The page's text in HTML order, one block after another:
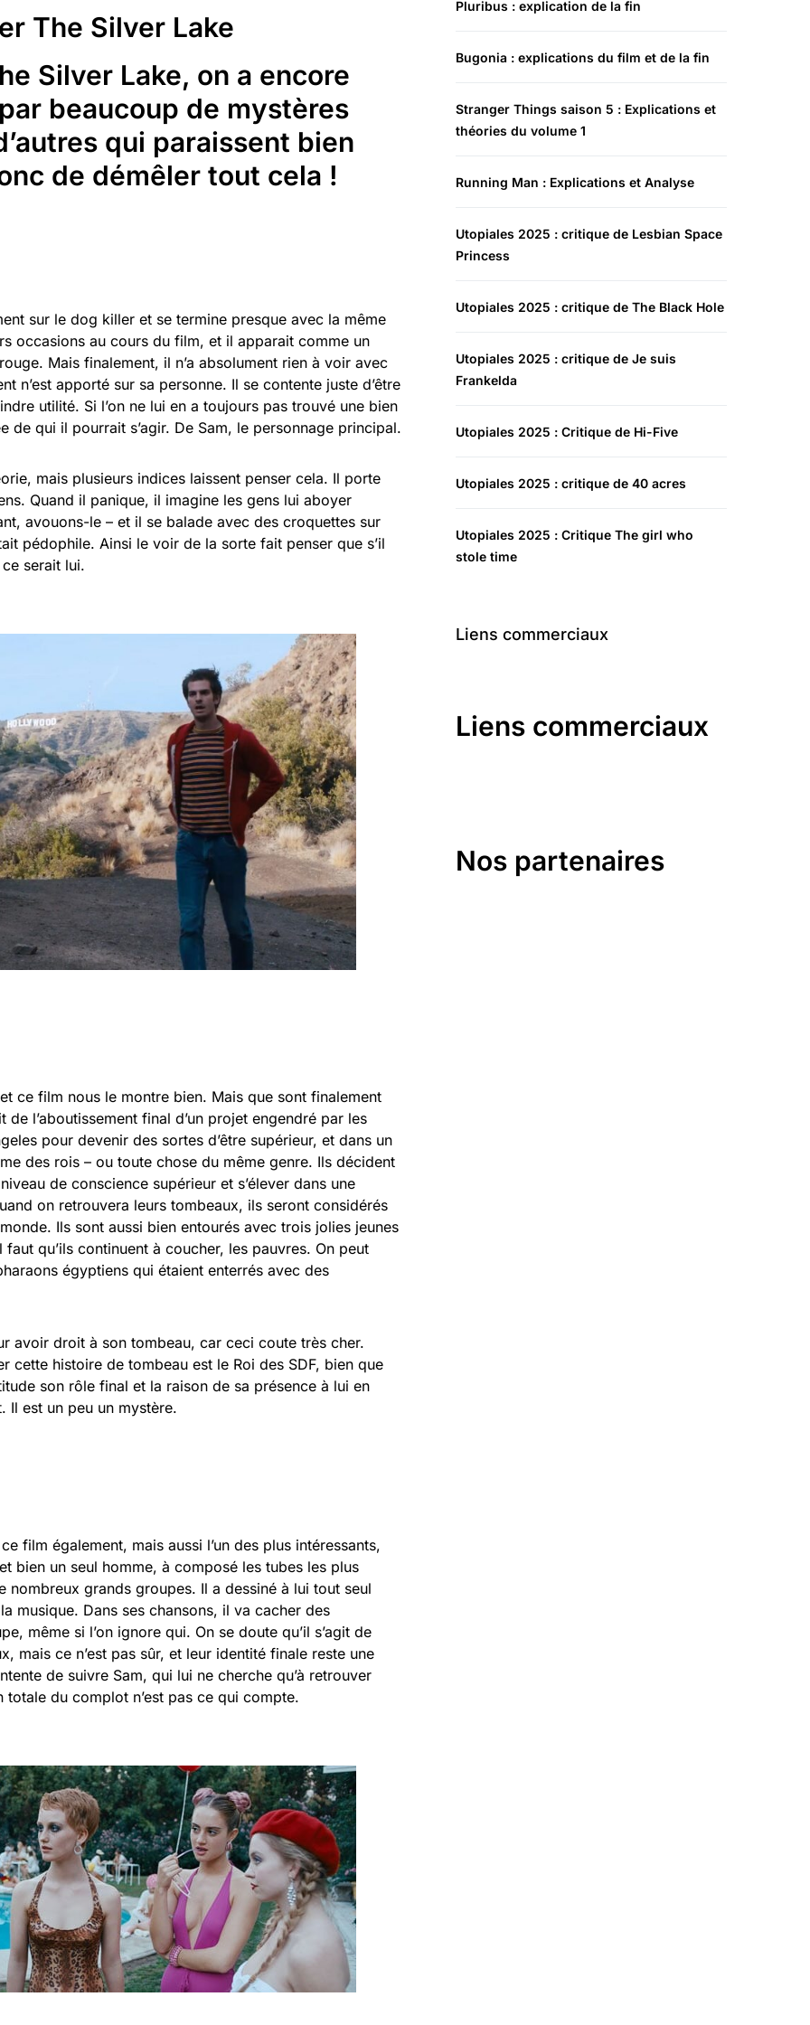
The Silver Lake
Silver Lake, on a encore
beaucoup de mystères
qui paraissent bien
de démêler tout cela !
sur le dog killer et se termine presque avec la même
occasions au cours du film, et il apparait comme un
Mais finalement, il n’a absolument rien à voir avec
n’est apporté sur sa personne. Il se contente juste d’être
utilité. Si l’on ne lui en a toujours pas trouvé une bien
de qui il pourrait s’agir. De Sam, le personnage principal.
mais plusieurs indices laissent penser cela. Il porte
Quand il panique, il imagine les gens lui aboyer
avouons-le – et il se balade avec des croquettes sur
pédophile. Ainsi le voir de la sorte fait penser que s’il
ce serait lui.
ce film nous le montre bien. Mais que sont finalement
de l’aboutissement final d’un projet engendré par les
pour devenir des sortes d’être supérieur, et dans un
des rois – ou toute chose du même genre. Ils décident
de conscience supérieur et s’élever dans une
on retrouvera leurs tombeaux, ils seront considérés
Ils sont aussi bien entourés avec trois jolies jeunes
qu’ils continuent à coucher, les pauvres. On peut
égyptiens qui étaient enterrés avec des
avoir droit à son tombeau, car ceci coute très cher.
cette histoire de tombeau est le Roi des SDF, bien que
son rôle final et la raison de sa présence à lui en
Il est un peu un mystère.
film également, mais aussi l’un des plus intéressants,
bien un seul homme, à composé les tubes les plus
nombreux grands groupes. Il a dessiné à lui tout seul
musique. Dans ses chansons, il va cacher des
même si l’on ignore qui. On se doute qu’il s’agit de
mais ce n’est pas sûr, et leur identité finale reste une
de suivre Sam, qui lui ne cherche qu’à retrouver
totale du complot n’est pas ce qui compte.
Pluribus : explication de la fin
Bugonia : explications du film et de la fin
Stranger Things saison 5 : Explications et
théories du volume 1
Running Man : Explications et Analyse
Utopiales 2025 : critique de Lesbian Space
Princess
Utopiales 2025 : critique de The Black Hole
Utopiales 2025 : critique de Je suis
Frankelda
Utopiales 2025 : Critique de Hi-Five
Utopiales 2025 : critique de 40 acres
Utopiales 2025 : Critique The girl who
stole time
Liens commerciaux
Liens commerciaux
Nos partenaires